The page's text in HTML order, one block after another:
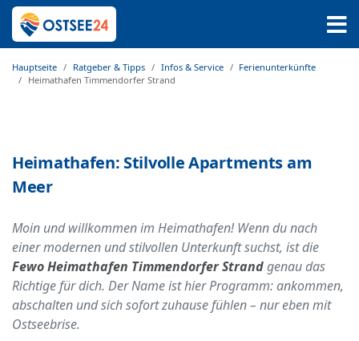
Hauptseite Ratgeber & Tipps Infos & Service
Ferienunterkünfte
Heimathafen Timmendorfer Strand
Heimathafen: Stilvolle Apartments am
Meer
Moin und willkommen im Heimathafen! Wenn du nach
einer modernen und stilvollen Unterkunft suchst, ist die
Fewo Heimathafen Timmendorfer Strandgenau das
Richtige für dich. Der Name ist hier Programm: ankommen,
abschalten und sich sofort zuhause fühlen – nur eben mit
Ostseebrise.